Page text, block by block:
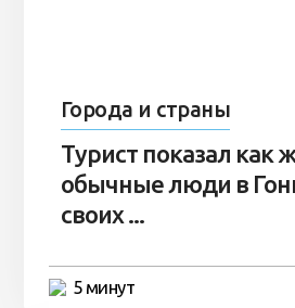
Города и страны
Турист показал как
обычные люди в
своих ...
5 минут